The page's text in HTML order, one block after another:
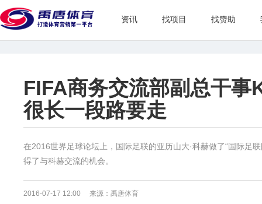
资讯 找项目 找赞助
FIFA商务交流部副总干
很长一段路要走
在2016世界足球论坛上，国际足联的亚历山大·科赫做了“国际足
得了与科赫交流的机会。
2016-07-17 12:00 来源：禹唐体育